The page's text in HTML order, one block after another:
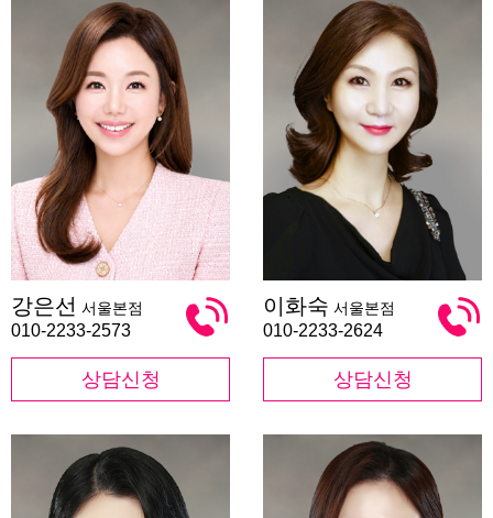
은
선
강은선 서울본점
010-2233-2573
상담신청
화
숙
이화숙 서울본점
010-2233-2624
상담신청